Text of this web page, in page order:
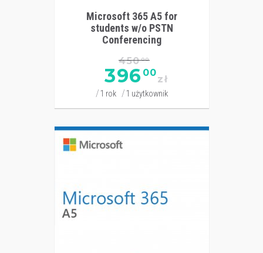
Microsoft 365 A5 for
students w/o PSTN
Conferencing
45000
396 00
zł
1 rok 1 użytkownik